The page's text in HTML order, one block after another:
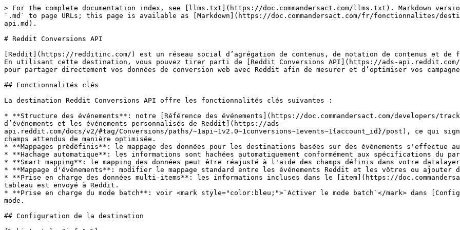
> For the complete documentation index, see [llms.txt](https://doc.commandersact.com/llms.txt). Markdown versions of documentation pages are available by appending `.md` to page URLs; this page is available as [Markdown](https://doc.commandersact.com/fr/fonctionnalites/destinations/destinations-catalog/reddit-conversions-api.md).

# Reddit Conversions API

[Reddit](https://redditinc.com/) est un réseau social d’agrégation de contenus, de notation de contenus et de forums.\
En utilisant cette destination, vous pouvez tirer parti de [Reddit Conversions API](https://ads-api.reddit.com/docs/v3/operations/Post%20Conversion%20Events) (CAPI) pour partager directement vos données de conversion web avec Reddit afin de mesurer et d’optimiser vos campagnes de performance.

## Fonctionnalités clés

La destination Reddit Conversions API offre les fonctionnalités clés suivantes :

* **Structure des événements**: notre [Référence des événements](https://doc.commandersact.com/developers/tracking/events-reference) Le modèle couvre [les types d’événements et les événements personnalisés de Reddit](https://ads-api.reddit.com/docs/v2/#tag/Conversions/paths/~1api~1v2.0~1conversions~1events~1{account_id}/post), ce qui signifie que vos données sont correctement reliées aux champs attendus de manière optimisée.
* **Mappages prédéfinis**: le mappage des données pour les destinations basées sur des événements s'effectue automatiquement, ce qui simplifie la saisie utilisateur.
* **Hachage automatique**: les informations sont hachées automatiquement conformément aux spécifications du partenaire.
* **Smart mapping**: le mapping des données peut être réajusté à l'aide des champs définis dans votre datalayer.
* **Mappage d'événements**: modifier le mappage standard entre les événements Reddit et les vôtres ou ajouter de nouveaux mappages.
* **Prise en charge des données multi-items**: les informations incluses dans le [item](https://doc.commandersact.com/developers/tracking/events-reference#item) le tableau est envoyé à Reddit.
* **Prise en charge du mode batch**: voir <mark style="color:bleu;">`Activer le mode batch`</mark> dans [Configuration](#configuration) pour plus de détails sur le mode.

## Configuration de la destination

{% hint style="info" %}
Avant de configurer cette destination, vous devez avoir accès à [Reddit Ads Manager](https://ads.reddit.com/).\
[La déduplication des événements](https://business.reddithelp.com/s/article/event-deduplication) est requise si vous utilisez le [Reddit pixel](https://business.reddithelp.com/s/article/reddit-pixel) avec cette destination. Reddit recommande de transmettre des identifiants de conversion uniques via son pixel et cette destination pour tous les événements. Plus de détails sur la déduplication Reddit sont disponibles via ce lien [LINK](https://business.reddithelp.com/s/article/event-deduplication).
{% endhint %}

### Configuration

<table><thead><tr><th width="300">Paramètres</th><th>Description</th></tr></thead><tbody><tr><td><code>jeton d’accès</code></td><td><em><strong><code>Obligatoire</code></strong></em><br>Saisissez votre jeton d’accès. Vous pouvez le trouver dans <a href="https://ads.reddit.com">Reddit Ads</a> en suivant ce lien <a href="https://ads.reddit.com">LINK</a> et, dans le menu de gauche, sélectionnez <code>Event Manager</code> → <code>Conversions API</code> et cliquez sur <code>Generate Access Token</code> .</td></tr><tr><td><code>Pixel ID</code></td><td><em><strong><code>Obligatoire</code></strong></em><br>Saisissez l’identifiant de votre pixel. Vous pouvez le trouver dans <a href="https://ads.reddit.com">Reddit Ads</a> en suivant ce lien <a href="https://ads.reddit.com">LINK</a> et, dans le menu de gauche, sélectionnez <code>Event Manager</code> .</td></tr><tr><td><code>Activer le mode batch</code></td><td>Lorsque cette option est cochée, plusieurs enregistrements sont envoyés en une seule requête, au lieu d’être envoyés un par un.</td></tr><tr><td><code>Correspondance des événements</code></td><td>Modifier le mappage standard entre les événements Reddit et les vôtres ou ajouter de nouveaux mappages.</td></tr><tr><td><code>Mode test</code></td><td>Activez cette option uniquement pendant le test de vos paramètres. <strong>Désactiver en production !</strong></td></tr></tbody></table>

## Référence rapide

| Commanders Act Events | Événements Reddit           |
| --------------------- | --------------------------- |
| `add_to_cart`         | `ADD_TO_CART`               |
| `add_to_wishlist`     | `ADD_TO_WISHLIST`           |
| `generate_lead`       | `LEAD`                      |
| `page_view`           | `PAGE_VISIT`                |
| `purchase`            | `PURCHASE`                  |
| `search`              | `SEARCH`                    |
| `sign_up`             | `SIGN_UP`                   |
| `view_item`           | `VIEW_CONTENT`              |
| `[Tout événement]`    | `[Tout événement]` **\[1]** |

{% hint style="info" %}
**1.** Voir <mark style="color:bleu;">`Correspondance des événements`</mark> dans [Configuration](#configuration) pour plus de détails.
{% endhint %}

## Correspondances des champs

{% hint style="info" %}
Les propriétés peuvent être remappées à l'aide de notre [Mappage intelligent](https://doc.commandersact.com/features/destinations/advanced-mapping#smart-mapping) fonctionnalité.\
Toutes les propriétés Reddit sont définies dans le chemin <mark style="color:bleu;">`data.events.X`</mark> .
{% endhint %}

{% hint style="warning" %}
Reddit recommande d’activer [auto-advanced matching](https://business.reddithelp.com/s/article/automated-advanced-matching) et d’envoyer autant d’identifiants/clés de correspondance que possible afin d’améliorer la précision de l’attribution et les performances. Plus de détails sont disponibles via ce lien [LINK ](https://business.reddithelp.com/s/article/about-match-keys).
{% endhint %}

<table><thead><tr><th width="396.6685580062746">Propriétés Commanders Act</th><th>Propriétés Reddit</th></tr></thead><tbody><tr><td><code>context.event_timestamp</code></td><td><code>event_at</code></td></tr><tr><td><code>event_name</code></td><td><code>type.tracking_type</code> <strong>[1]</strong></td></tr><tr><td><p><code>partners.reddit.action_source</code></p><p><code>(context.device.type)</code></p><p><code>(type)</code></p></td><td><code>action_source</code> <strong>[2]</strong></td></tr><tr><td><code>Correspondance des événements</code></td><td><code>type.custom_event_name</code> <strong>[3]</strong></td></tr><tr><td><code>partners.reddit.click_id</code></td><td><code>click_id</code> <strong>[4]</strong></td></tr><tr><td><code>id</code></td><td><code>conversion_id</code> <strong>[5]</strong></td></tr><tr><td><code>valeur</code></td><td><code>valeur</code> <strong>[5]</strong></